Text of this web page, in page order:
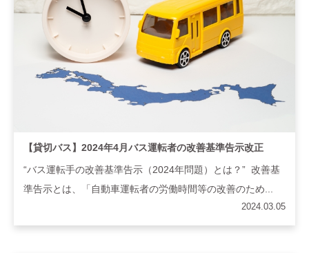
【貸切バス】2024年4月バス運転者の改善基準告示改正
“バス運転手の改善基準告示（2024年問題）とは？” 改善基
準告示とは、「自動車運転者の労働時間等の改善のため...
2024.03.05